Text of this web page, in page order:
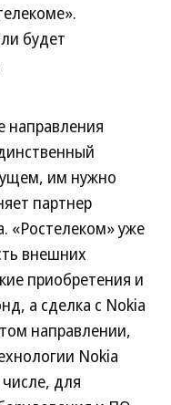
будет
направления
им нужно
партнер
«Ростелеком» уже
внешних
приобретения и
а сделка с Nokia
направлении,
Nokia
для